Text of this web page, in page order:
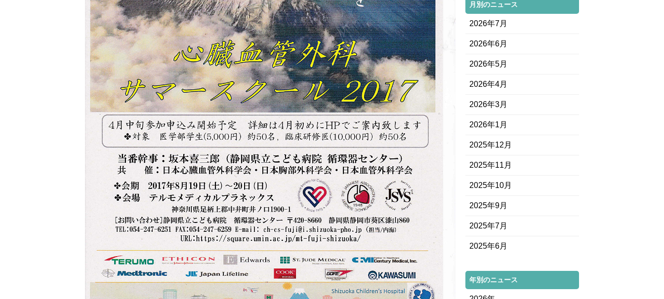
月別のニュース
2026年7月
2026年6月
2026年5月
2026年4月
2026年3月
2026年1月
2025年12月
2025年11月
2025年10月
2025年9月
2025年7月
2025年6月
年別のニュース